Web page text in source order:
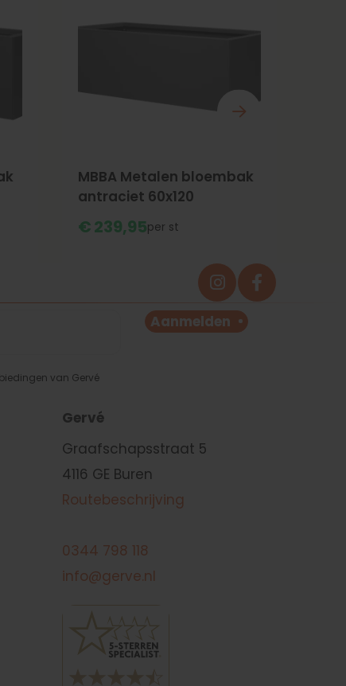
MBBA Metalen bloembak
antraciet 60x120
€239,95 st
van Gervé
Aanmelden
Gervé
Graafschapsstraat 5
4116 GE Buren
Routebeschrijving
0344 798 118
info@gerve.nl